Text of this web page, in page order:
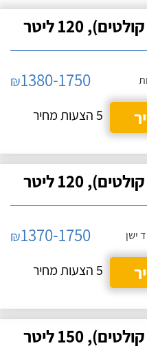
120 ליטר
₪1380-1750
5 הצעות מחיר
120 ליטר
ישן
₪1370-1750
5 הצעות מחיר
150 ליטר